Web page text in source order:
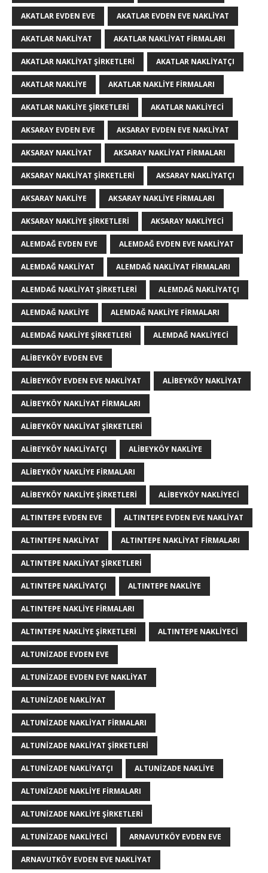
AKATLAR EVDEN EVE AKATLAR EVDEN EVE NAKLIYAT
AKATLAR NAKLIYAT AKATLAR NAKLIYAT FIRMALARI
AKATLAR NAKLIYAT ŞIRKETLERI AKATLAR NAKLIYATÇI
AKATLAR NAKLIYE AKATLAR NAKLIYE FIRMALARI
AKATLAR NAKLIYE ŞIRKETLERI AKATLAR NAKLIYECI
AKSARAY EVDEN EVE AKSARAY EVDEN EVE NAKLIYAT
AKSARAY NAKLIYAT AKSARAY NAKLIYAT FIRMALARI
AKSARAY NAKLIYAT ŞIRKETLERI AKSARAY NAKLIYATÇI
AKSARAY NAKLIYE AKSARAY NAKLIYE FIRMALARI
AKSARAY NAKLIYE ŞIRKETLERI AKSARAY NAKLIYECI
ALEMDAĞ EVDEN EVE ALEMDAĞ EVDEN EVE NAKLIYAT
ALEMDAĞ NAKLIYAT ALEMDAĞ NAKLIYAT FIRMALARI
ALEMDAĞ NAKLIYAT ŞIRKETLERI ALEMDAĞ NAKLIYATÇI
ALEMDAĞ NAKLIYE ALEMDAĞ NAKLIYE FIRMALARI
ALEMDAĞ NAKLIYE ŞIRKETLERI ALEMDAĞ NAKLIYECI
ALIBEYKÖY EVDEN EVE
ALIBEYKÖY EVDEN EVE NAKLIYAT ALIBEYKÖY NAKLIYAT
ALIBEYKÖY NAKLIYAT FIRMALARI
ALIBEYKÖY NAKLIYAT ŞIRKETLERI
ALIBEYKÖY NAKLIYATÇI ALIBEYKÖY NAKLIYE
ALIBEYKÖY NAKLIYE FIRMALARI
ALIBEYKÖY NAKLIYE ŞIRKETLERI ALIBEYKÖY NAKLIYECI
ALTINTEPE EVDEN EVE ALTINTEPE EVDEN EVE NAKLIYAT
ALTINTEPE NAKLIYAT ALTINTEPE NAKLIYAT FIRMALARI
ALTINTEPE NAKLIYAT ŞIRKETLERI
ALTINTEPE NAKLIYATÇI ALTINTEPE NAKLIYE
ALTINTEPE NAKLIYE FIRMALARI
ALTINTEPE NAKLIYE ŞIRKETLERI ALTINTEPE NAKLIYECI
ALTUNIZADE EVDEN EVE
ALTUNIZADE EVDEN EVE NAKLIYAT
ALTUNIZADE NAKLIYAT
ALTUNIZADE NAKLIYAT FIRMALARI
ALTUNIZADE NAKLIYAT ŞIRKETLERI
ALTUNIZADE NAKLIYATÇI ALTUNIZADE NAKLIYE
ALTUNIZADE NAKLIYE FIRMALARI
ALTUNIZADE NAKLIYE ŞIRKETLERI
ALTUNIZADE NAKLIYECI ARNAVUTKÖY EVDEN EVE
ARNAVUTKÖY EVDEN EVE NAKLIYAT